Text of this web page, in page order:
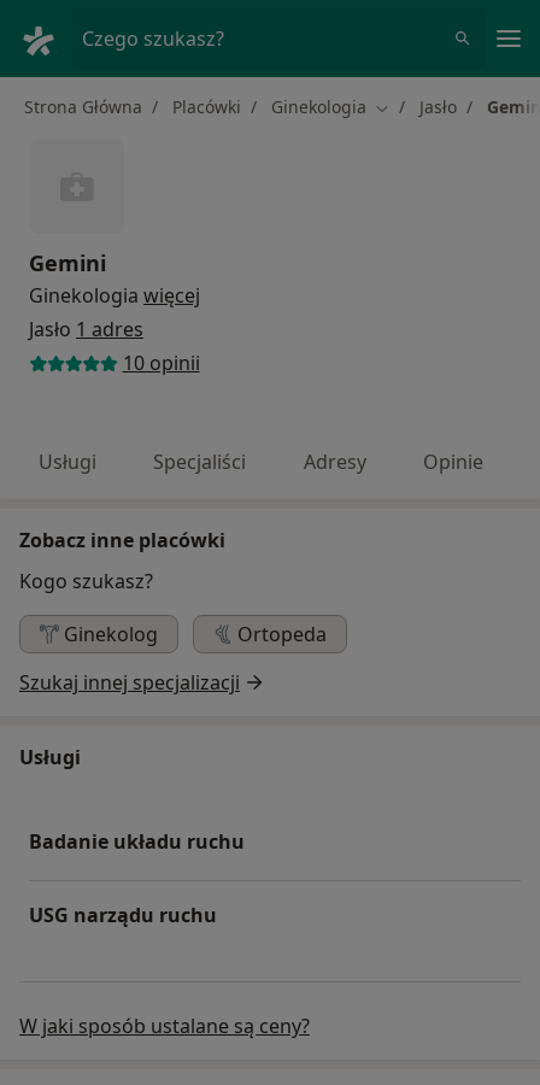
Czego szukasz?
Strona Główna Placówki Ginekologia Zmień miasto
Jasło
Gemini
Ginekologia więcej
Jasło 1 adres
10 opinii
Usługi Specjaliści Adresy Opinie
Zobacz inne placówki
Kogo szukasz?
Ginekolog
Ortopeda
Szukaj innej specjalizacji
Usługi
Badanie układu ruchu
USG narządu ruchu
W jaki sposób ustalane są ceny?